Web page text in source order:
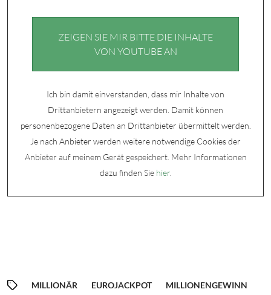
ZEIGEN SIE MIR BITTE DIE INHALTE
VON YOUTUBE AN
Ich bin damit einverstanden, dass mir Inhalte von
Drittanbietern angezeigt werden. Damit können
personenbezogene Daten an Drittanbieter übermittelt werden.
Je nach Anbieter werden weitere notwendige Cookies der
Anbieter auf meinem Gerät gespeichert. Mehr Informationen
dazu finden Sie hier.
MILLIONÄR EUROJACKPOT
MILLIONENGEWINN